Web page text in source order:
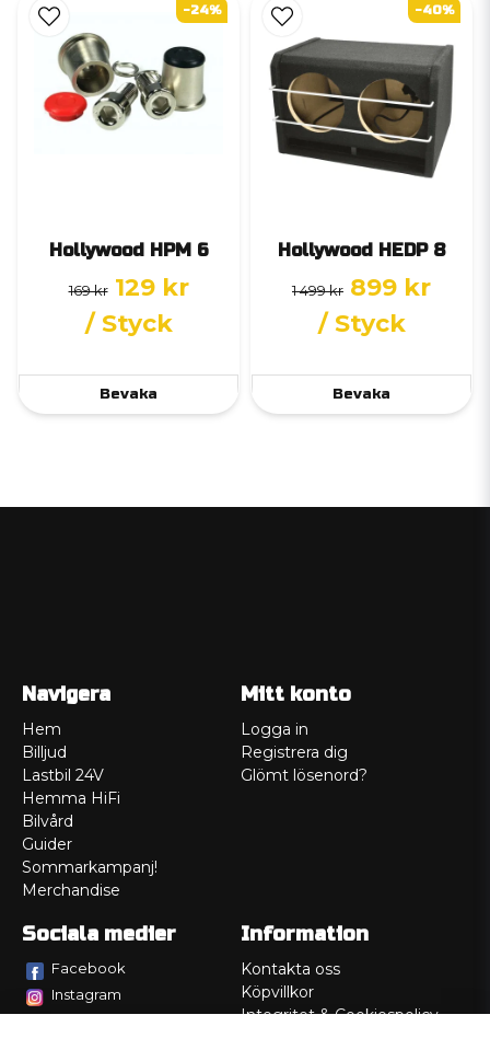
Hollywood HPM 6
169 kr 129 kr
/ Styck
Bevaka
-24%
Hollywood HEDP 8
1 499 kr 899 kr
/ Styck
Bevaka
-40%
Navigera
Hem
Billjud
Lastbil 24V
Hemma HiFi
Bilvård
Guider
Sommarkampanj!
Merchandise
Mitt konto
Logga in
Registrera dig
Glömt lösenord?
Sociala medier
Facebook
Instagram
Information
Kontakta oss
Köpvillkor
Integritet & Cookiespolicy